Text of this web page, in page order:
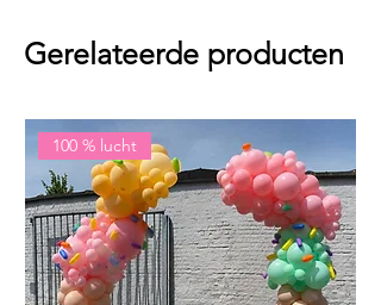
Gerelateerde producten
100 % lucht